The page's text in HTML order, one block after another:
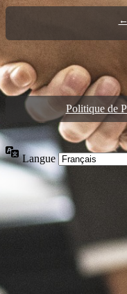
Politique de
Langue